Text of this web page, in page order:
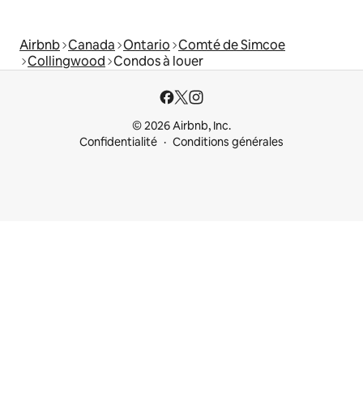
Airbnb Canada Ontario Comté de Simcoe
Collingwood Condos à louer
© 2026 Airbnb, Inc.
Confidentialité
Conditions générales